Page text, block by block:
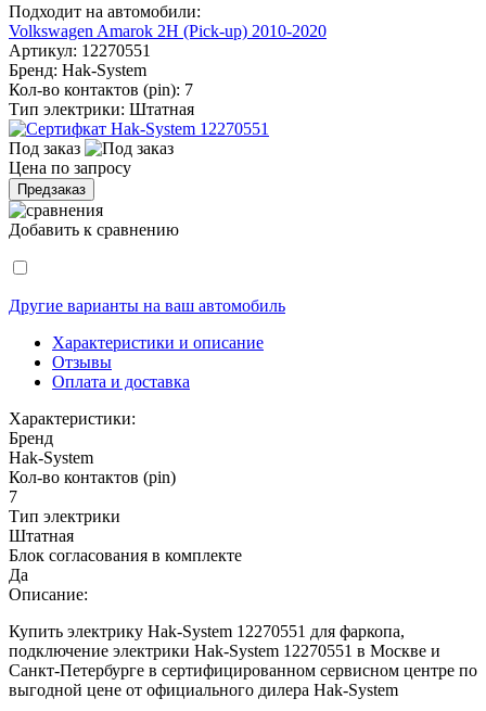
Подходит на автомобили:
Volkswagen Amarok 2H (Pick-up) 2010-2020
Артикул: 12270551
Бренд: Hak-System
Кол-во контактов (pin): 7
Тип электрики: Штатная
Под заказ
Цена по запросу
Предзаказ
Добавить к сравнению
Другие варианты на ваш автомобиль
Характеристики и описание
Отзывы
Оплата и доставка
Характеристики:
Бренд
Hak-System
Кол-во контактов (pin)
7
Тип электрики
Штатная
Блок согласования в комплекте
Да
Описание:
Купить электрику Hak-System 12270551 для фаркопа,
подключение электрики Hak-System 12270551 в Москве и
Санкт-Петербурге в сертифицированном сервисном центре по
выгодной цене от официального дилера Hak-System